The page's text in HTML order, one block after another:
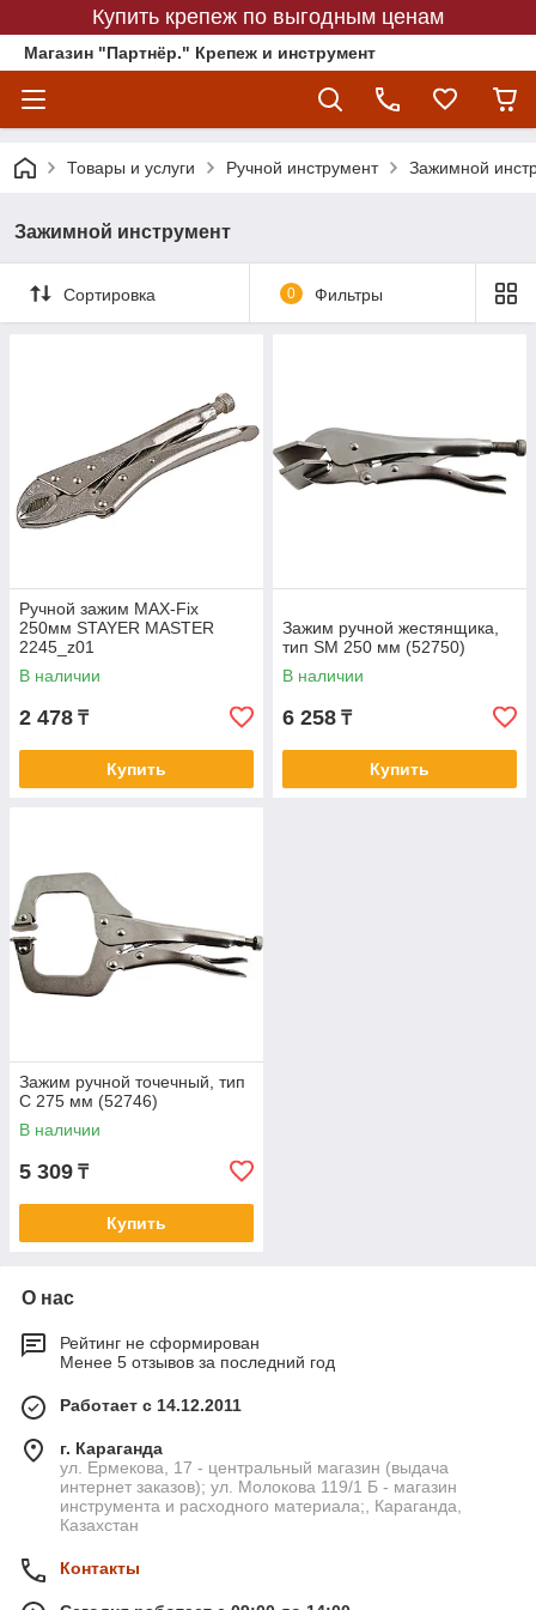
Купить крепеж по выгодным ценам
Магазин "Партнёр." Крепеж и инструмент
Товары и услуги Ручной инструмент Зажимной
Зажимной инструмент
Сортировка 0 Фильтры
Ручной зажим MAX-Fix
250мм STAYER MASTER
2245_z01
В наличии
2 478 ₸
Купить
Зажим ручной жестянщика,
тип SM 250 мм (52750)
В наличии
6 258 ₸
Купить
Зажим ручной точечный, тип
C 275 мм (52746)
В наличии
5 309 ₸
Купить
О нас
Рейтинг не сформирован
Менее 5 отзывов за последний год
Работает с 14.12.2011
г. Караганда
ул. Ермекова, 17 - центральный магазин (выдача
интернет заказов); ул. Молокова 119/1 Б - магазин
инструмента и расходного материала;, Караганда,
Казахстан
Контакты